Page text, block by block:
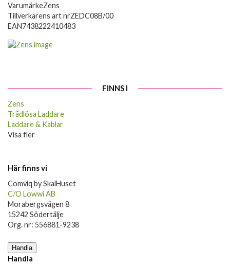
VarumärkeZens
Tillverkarens art nrZEDC08B/00
EAN7438222410483
FINNS I
Zens
Trådlösa Laddare
Laddare & Kablar
Visa fler
Här finns vi
Comviq by SkalHuset
C/O Lowwi AB
Morabergsvägen 8
15242 Södertälje
Org. nr: 556881-9238
Handla
Handla